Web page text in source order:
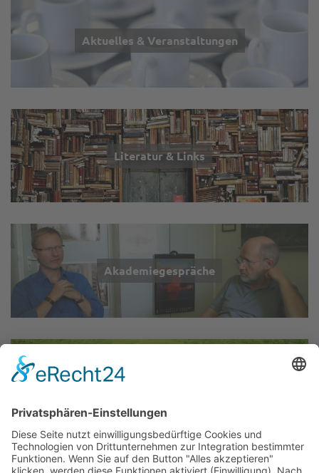
Aktuelles & Veranstaltungen
Literatur & Links
Akademiegespräche